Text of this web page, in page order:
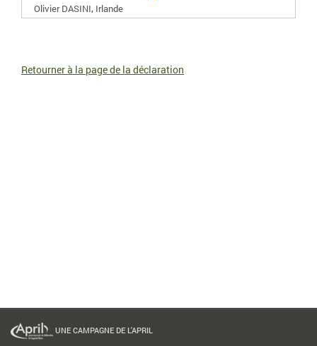
Olivier DASINI, Irlande
Retourner à la page de la déclaration
UNE CAMPAGNE DE L'APRIL